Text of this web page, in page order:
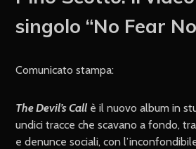
singolo “No Fear
Comunicato stampa:
The Devil’s Call è il nuovo album in
undici tracce che scavano a fondo,
e denunce sociali, con